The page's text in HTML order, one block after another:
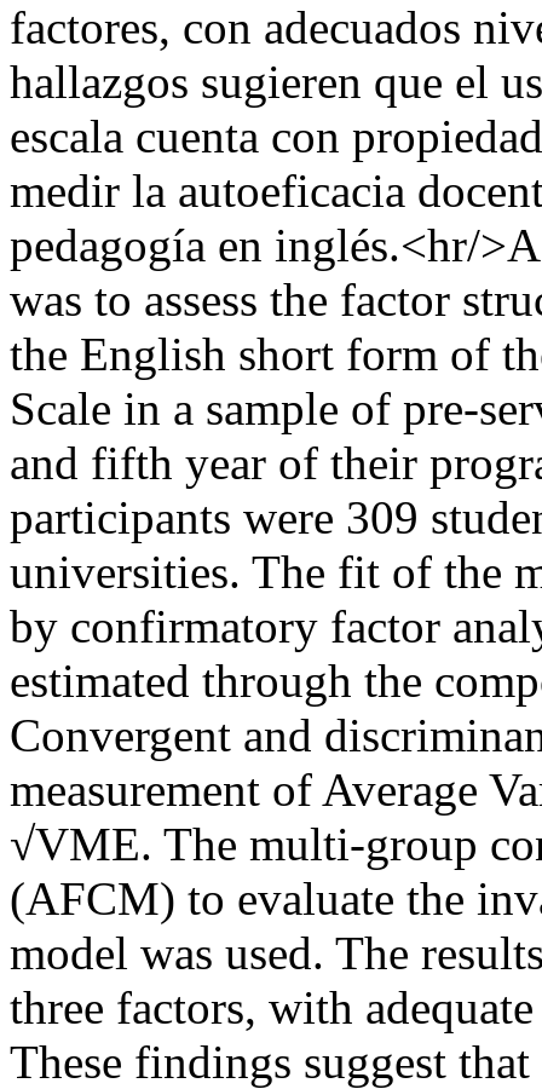
factores, con adecuados
hallazgos sugieren que el
escala cuenta con
medir la autoeficacia
pedagogía en inglés.<hr/
was to assess the factor
the English short form of
Scale in a sample of pre-
and fifth year of their
participants were 309
universities. The fit of the
by confirmatory factor
estimated through the
Convergent and
measurement of Average
√VME. The multi-group
(AFCM) to evaluate the
model was used. The
three factors, with
These findings suggest